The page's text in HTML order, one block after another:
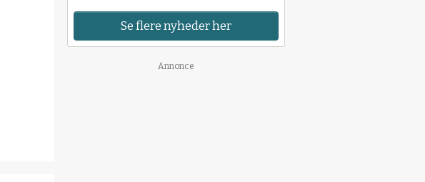
Se flere nyheder her
Annonce